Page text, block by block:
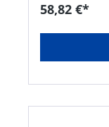
58,82 €*